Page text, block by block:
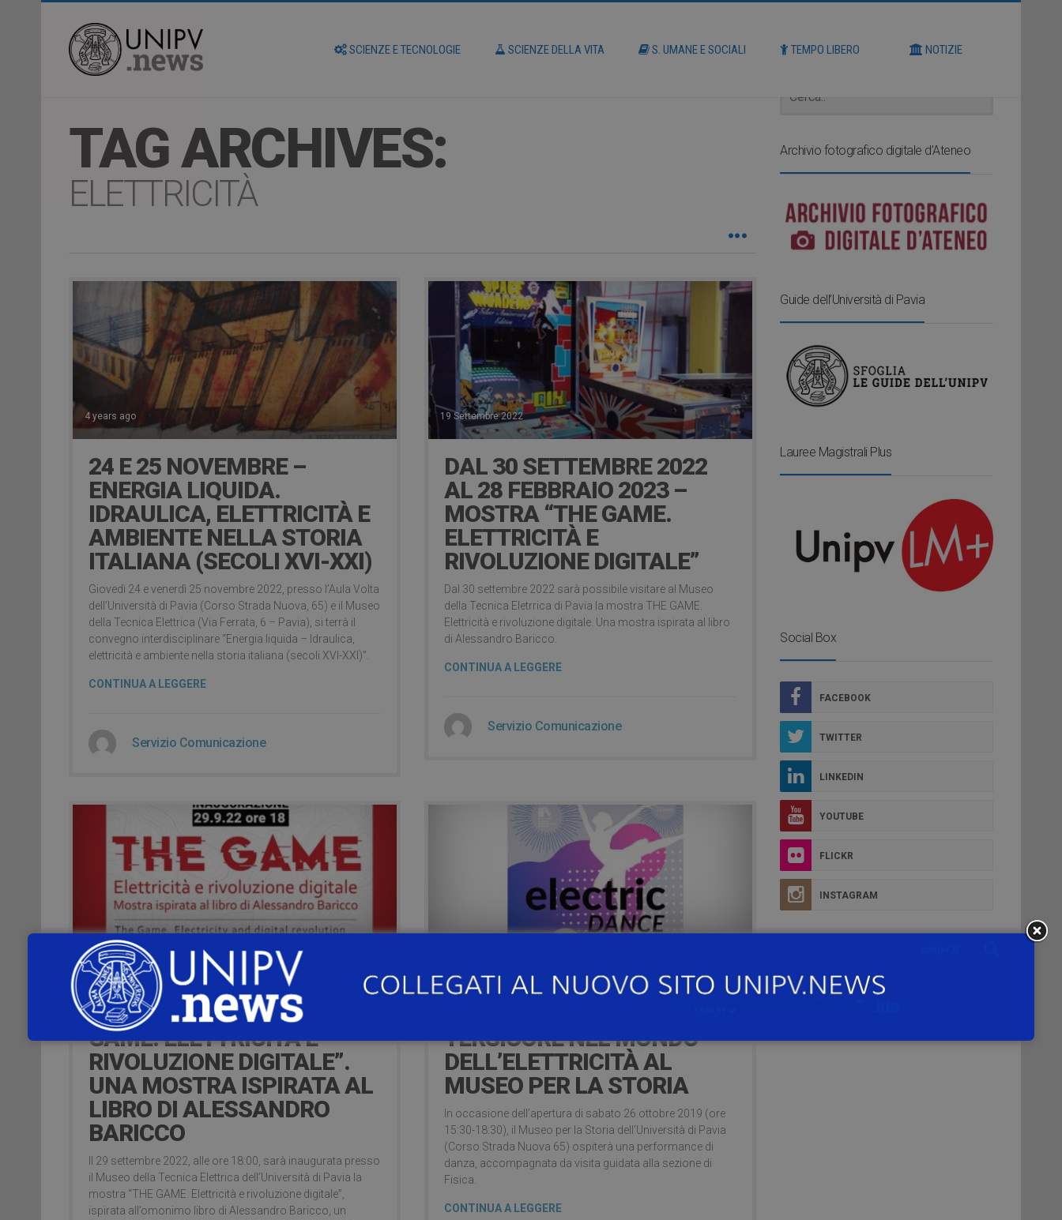
SCIENZE E TECNOLOGIE SCIENZE DELLA VITA S. UMANE E SOCIALI TEMPO LIBERO NOTIZIE
TAG ARCHIVES:
ELETTRICITÀ
4 years ago
24 E 25 NOVEMBRE –
ENERGIA LIQUIDA.
IDRAULICA, ELETTRICITÀ E
AMBIENTE NELLA STORIA
ITALIANA (SECOLI XVI-XXI)
Giovedì 24 e venerdì 25 novembre 2022, presso l’Aula Volta
dell’Università di Pavia (Corso Strada Nuova, 65) e il Museo
della Tecnica Elettrica (Via Ferrata, 6 – Pavia), si terrà il
convegno interdisciplinare “Energia liquida – Idraulica,
elettricità e ambiente nella storia italiana (secoli XVI-XXI)”.
CONTINUA A LEGGERE
Servizio Comunicazione
19 Settembre 2022
DAL 30 SETTEMBRE 2022
AL 28 FEBBRAIO 2023 –
MOSTRA “THE GAME.
ELETTRICITÀ E
RIVOLUZIONE DIGITALE”
Dal 30 settembre 2022 sarà possibile visitare al Museo
della Tecnica Eletrrica di Pavia la mostra THE GAME.
Elettricità e rivoluzione digitale. Una mostra ispirata al libro
di Alessandro Baricco.
CONTINUA A LEGGERE
Servizio Comunicazione
19 Settembre 2022
29 SETTEMBRE –
INAUGURAZIONE “THE
GAME. ELETTRICITÀ E
RIVOLUZIONE DIGITALE”.
UNA MOSTRA ISPIRATA AL
LIBRO DI ALESSANDRO
BARICCO
Il 29 settembre 2022, alle ore 18:00, sarà inaugurata presso
il Museo della Tecnica Elettrica dell’Università di Pavia la
mostra “THE GAME. Elettricità e rivoluzione digitale”,
ispirata all’omonimo libro di Alessandro Baricco, un
26 OTTOBRE – ELECTRIC
TERSICORE NEL MONDO
DELL’ELETTRICITÀ AL
MUSEO PER LA STORIA
In occasione dell’apertura di sabato 26 ottobre 2019 (ore
15:30-18:30), il Museo per la Storia dell’Università di Pavia
(Corso Strada Nuova 65) ospiterà una performance di
danza, accompagnata da visita guidata alla sezione di
Fisica.
CONTINUA A LEGGERE
Archivio fotografico digitale d’Ateneo
Guide dell’Università di Pavia
Lauree Magistrali Plus
Social Box
FACEBOOK
TWITTER
LINKEDIN
YOUTUBE
FLICKR
INSTAGRAM